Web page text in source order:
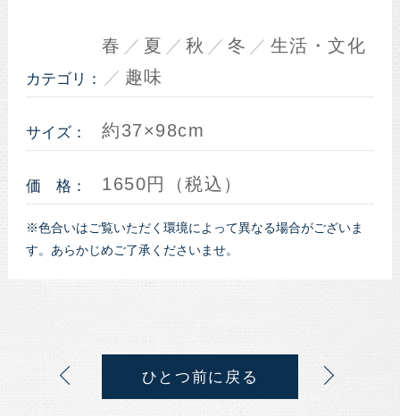
カテゴリ：
春 夏 秋 冬
生活・文化
趣味
サイズ： 約37×98cm
価 格： 1650円（税込）
※色合いはご覧いただく環境によって異なる場合がございま
す。あらかじめご了承くださいませ。
ひとつ前に戻る